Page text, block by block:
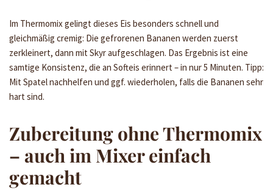
Im Thermomix gelingt dieses Eis besonders schnell und
gleichmäßig cremig: Die gefrorenen Bananen werden zuerst
zerkleinert, dann mit Skyr aufgeschlagen. Das Ergebnis ist eine
samtige Konsistenz, die an Softeis erinnert – in nur 5 Minuten. Tipp:
Mit Spatel nachhelfen und ggf. wiederholen, falls die Bananen sehr
hart sind.
Zubereitung ohne Thermomix
– auch im Mixer einfach
gemacht